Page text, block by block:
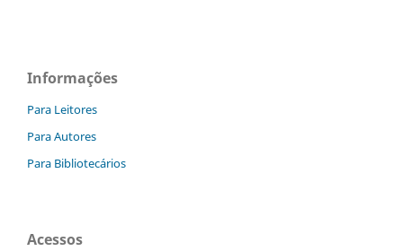
Informações
Para Leitores
Para Autores
Para Bibliotecários
Acessos